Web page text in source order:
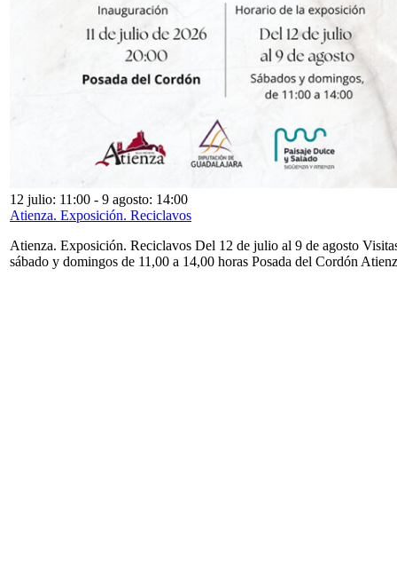
12 julio: 11:00 - 9 agosto: 14:00
Atienza. Exposición. Reciclavos
Atienza. Exposición. Reciclavos Del 12 de julio al 9 de agosto
sábado y domingos de 11,00 a 14,00 horas Posada del Cordón